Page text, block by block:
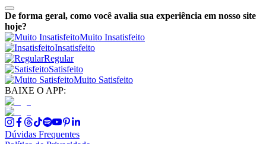
De forma geral, como você avalia sua experiência em nosso site
hoje?
Muito Insatisfeito
Insatisfeito
Regular
Satisfeito
Muito Satisfeito
BAIXE O APP:
Dúvidas Frequentes